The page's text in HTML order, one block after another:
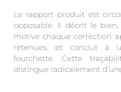
Le rapport produit est
opposable. Il décrit le bien,
motive chaque correction
retenues, et conclut à
fourchette. Cette
distingue radicalement